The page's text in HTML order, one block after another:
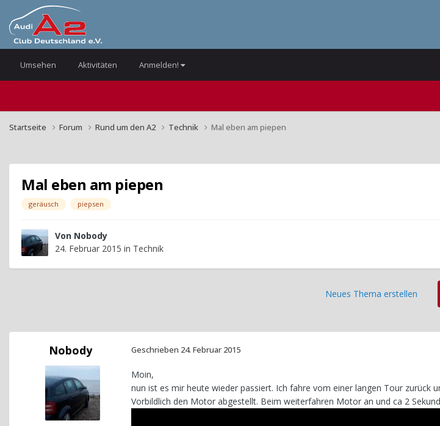
Umsehen Aktivitäten Anmelden!
Startseite Forum Rund um den A2 Technik Mal eben am piepen
Mal eben am piepen
geräusch piepsen
Von Nobody
24. Februar 2015 in Technik
Neues Thema erstellen
Nobody Geschrieben 24. Februar 2015
Moin,
nun ist es mir heute wieder passiert. Ich fahre vom einer langen Tour zurück
Vorbildlich den Motor abgestellt. Beim weiterfahren Motor an und ca 2